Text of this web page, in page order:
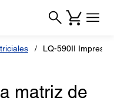
LQ-590II
matriz de